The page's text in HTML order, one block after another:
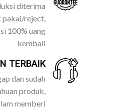
diterima
reject,
100% uang
kembali
TERBAIK
dan sudah
produk,
memberi